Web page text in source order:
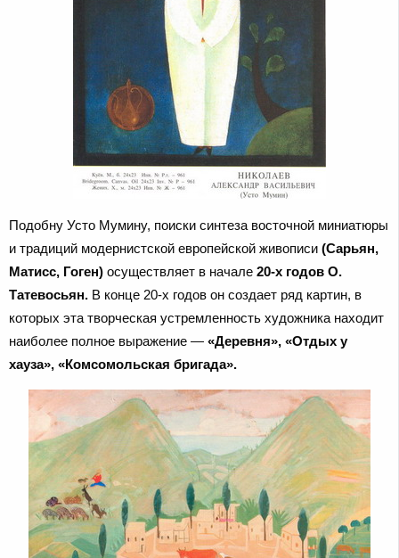
Подобну Усто Мумину, поиски синтеза восточной миниатюры
и традиций модернистской европейской живописи (Сарьян,
Матисс, Гоген) осуществляет в начале 20-х годов О.
Татевосьян. В конце 20-х годов он создает ряд картин, в
которых эта творческая устремленность художника находит
наиболее полное выражение — «Деревня», «Отдых у
хауза», «Комсомольская бригада».